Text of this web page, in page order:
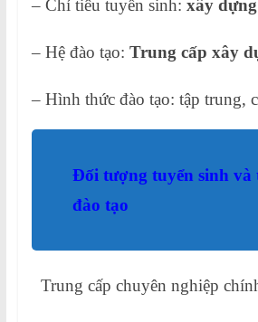
– Chỉ tiêu tuyển sinh: xây dựng
– Hệ đào tạo: Trung cấp xây
– Hình thức đào tạo: tập trung,
Đối tượng tuyển sinh và
đào tạo
Trung cấp chuyên nghiệp